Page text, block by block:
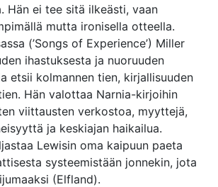
Hän ei tee sitä ilkeästi, vaan
mutta ironisella otteella.
(’Songs of Experience’) Miller
ihastuksesta ja nuoruuden
etsii kolmannen tien, kirjallisuuden
Hän valottaa Narnia-kirjoihin
viittausten verkostoa, myyttejä,
ja keskiajan haikailua.
Lewisin oma kaipuun paeta
systeemistään jonnekin, jota
(Elfland).